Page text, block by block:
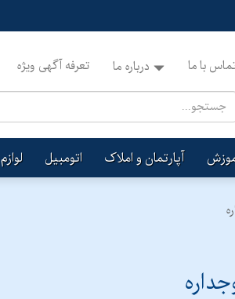
با ما درباره ما تعرفه آگهی ویژه
آپارتمان و املاک اتومبیل لوازم